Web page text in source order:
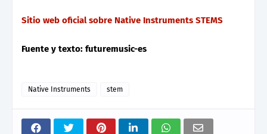
Sitio web oficial sobre Native Instruments STEMS
Fuente y texto: futuremusic-es
Native Instruments stem